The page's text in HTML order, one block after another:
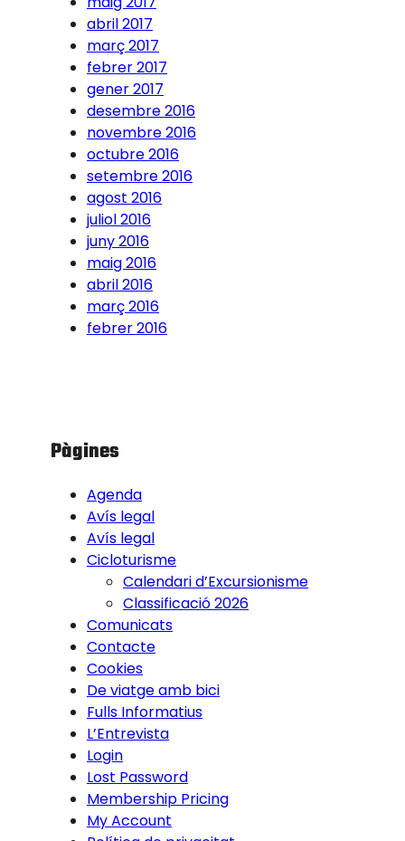
abril 2017
març 2017
febrer 2017
gener 2017
desembre 2016
novembre 2016
octubre 2016
setembre 2016
agost 2016
juliol 2016
juny 2016
maig 2016
abril 2016
març 2016
febrer 2016
Pàgines
Agenda
Avís legal
Avís legal
Cicloturisme
Calendari d’Excursionisme
Classificació 2026
Comunicats
Contacte
Cookies
De viatge amb bici
Fulls Informatius
L’Entrevista
Login
Lost Password
Membership Pricing
My Account